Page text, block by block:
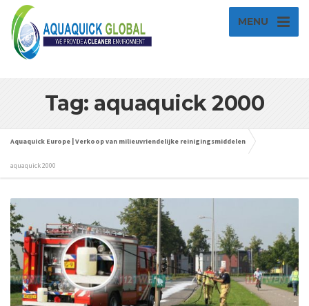
MENU
Tag: aquaquick 2000
Aquaquick Europe | Verkoop van milieuvriendelijke reinigingsmiddelen
aquaquick 2000